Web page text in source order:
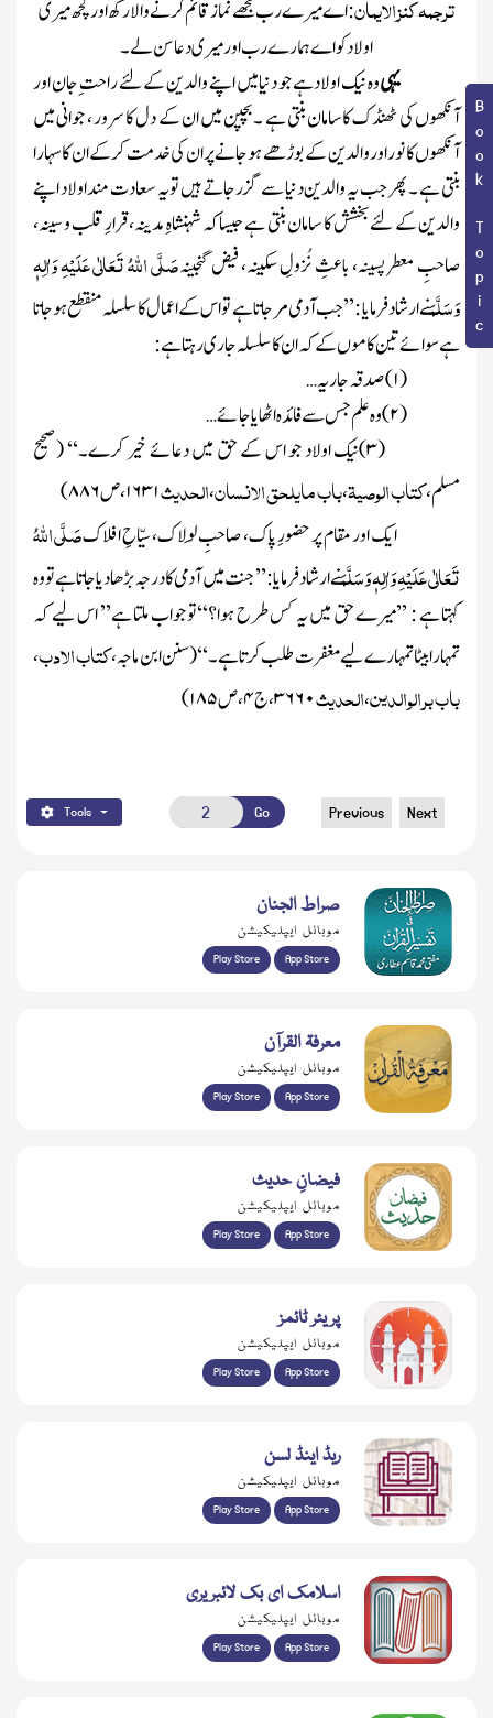
Book Topic
ترجمہ کنز الایمان: اے میرے رب مجھے نماز قائم کرنے والا رکھ اور کچھ میری
اولاد کو اے ہمارے رب اورمیری دعا سن لے۔
یہیوہ نیک اولاد ہے جو دنیا میں اپنے والدین کے لئے راحت ِ جان اور
آنکھوں کی ٹھنڈک کاسامان بنتی ہے ۔بچپن میں ان کے دل کا سرور ، جوانی میں
آنکھوں کا نور اوروالدین کے بوڑھے ہوجانے پر ان کی خدمت کرکے ان کا سہارا
بنتی ہے ۔ پھر جب یہ والدین دنیا سے گزرجاتے ہیں تویہ سعادت منداولاد اپنے
والدین کے لئے بخشش کا سامان بنتی ہے جیساکہ شہنشاہِ مدینہ، قرارِ قلب و سینہ،
صاحبِ معطر پسینہ، باعثِ نُزولِ سکینہ، فیض گنجینہصَلَّی اللہُ تَعَالٰی عَلَیْہِ وَاٰلِہٖ
وَسَلَّمَنے ارشاد فرمایا : ’’جب آدمی مر جاتا ہے تو اس کے اعمال کا سلسلہ منقطع ہو جاتا
ہے سوائے تین کاموں کے کہ ان کا سلسلہ جاری رہتا ہے :
(۱) صدقہ جاریہ…
(۲) وہ علم جس سے فائدہ اٹھایا جائے…
(۳) نیک اولاد جو اس کے حق میں دعائے خیر کرے۔‘‘(صحیح
مسلم،کتاب الوصیۃ،باب مایلحق الانسان،الحدیث۱۶۳۱، ص۸۸۶)
ایک اور مقام پر حضورِ پاک، صاحبِ لَولاک، سیّاحِ افلاکصَلَّی اللہُ
تَعَالٰی عَلَیْہِ وَاٰلِہٖ وَسَلَّمَنے ارشاد فرمایا : ’’جنت میں آدمی کا درجہ بڑھا دیا جاتا ہے تووہ
کہتا ہے : ’’میرے حق میں یہ کس طرح ہوا؟‘‘تو جواب ملتا ہے’’ اس لیے کہ
تمہارا بیٹا تمہارے لیے مغفرت طلب کرتا ہے ۔‘‘(سنن ابن ماجہ ،کتاب الادب،
باب بر الوالدین،الحدیث۳۶۶۰، ج۴، ص۱۸۵)
Tools Go Previous Next
صراط الجنان
موبائل ایپلیکیشن
Play Store App Store
معرفۃ القرآن
موبائل ایپلیکیشن
Play Store App Store
فیضانِ حدیث
موبائل ایپلیکیشن
Play Store App Store
پریئر ٹائمز
موبائل ایپلیکیشن
Play Store App Store
ریڈ اینڈ لسن
موبائل ایپلیکیشن
Play Store App Store
اسلامک ای بک لائبریری
موبائل ایپلیکیشن
Play Store App Store